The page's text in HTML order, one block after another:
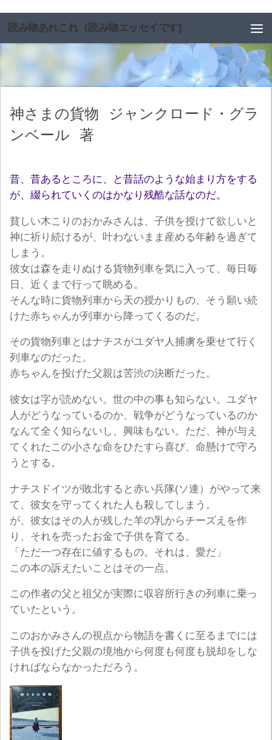
読み物あれこれ（読み物エッセイです)
神さまの貨物
ジャンクロード・グラ
ンベール
著
昔、昔あるところに、と昔話のような始まり方をする
が、綴られていくのはかなり残酷な話なのだ。
貧しい木こりのおかみさんは、子供を授けて欲しいと
神に祈り続けるが、叶わないまま産める年齢を過ぎて
しまう。
彼女は森を走りぬける貨物列車を気に入って、毎日毎
日、近くまで行って眺める。
そんな時に貨物列車から天の授かりもの、そう願い続
けた赤ちゃんが列車から降ってくるのだ。
その貨物列車とはナチスがユダヤ人捕虜を乗せて行く
列車なのだった。
赤ちゃんを投げた父親は苦渋の決断だった。
彼女は字が読めない。世の中の事も知らない。ユダヤ
人がどうなっているのか、戦争がどうなっているのか
なんて全く知らないし、興味もない。ただ、神が与え
てくれたこの小さな命をひたすら喜び、命懸けで守ろ
うとする。
ナチスドイツが敗北すると赤い兵隊(ソ連）がやって来
て、彼女を守ってくれた人も殺してしまう。
が、彼女はその人が残した羊の乳からチーズえを作
り、それを売ったお金で子供を育てる。
「ただ一つ存在に値するもの。それは、愛だ」
この本の訴えたいことはその一点。
この作者の父と祖父が実際に収容所行きの列車に乗っ
ていたという。
このおかみさんの視点から物語を書くに至るまでには
子供を投げた父親の境地から何度も何度も脱却をしな
ければならなかっただろう。